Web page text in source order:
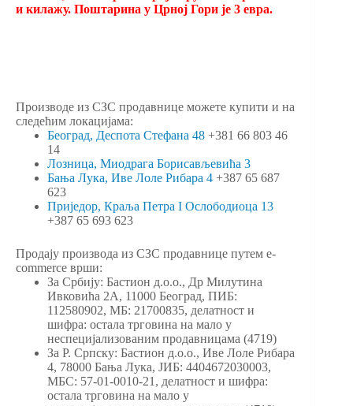
и килажу. Поштарина у Црној Гори је 3 евра.
Производе из СЗС продавнице можете купити и на
следећим локацијама:
Београд, Деспота Стефана 48 +381 66 803 46
14
Лозница, Миодрага Борисављевића 3
Бања Лука, Иве Лоле Рибара 4 +387 65 687
623
Приједор, Краља Петра I Ослободиоца 13
+387 65 693 623
Продају производа из СЗС продавнице путем e-
commerce врши:
За Србију: Бастион д.о.о., Др Милутина
Ивковића 2А, 11000 Београд, ПИБ:
112580902, МБ: 21700835, делатност и
шифра: остала трговина на мало у
неспецијализованим продавницама (4719)
За Р. Српску: Бастион д.о.о., Иве Лоле Рибара
4, 78000 Бања Лука, ЈИБ: 4404672030003,
МБС: 57-01-0010-21, делатност и шифра:
остала трговина на мало у